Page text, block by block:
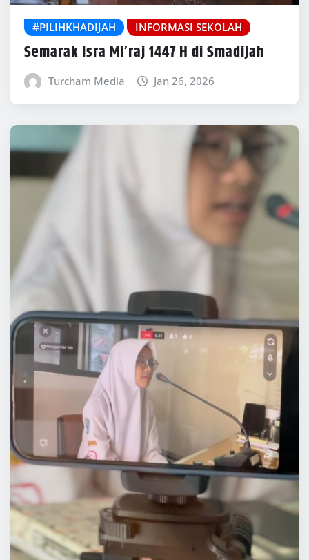
#PILIHKHADIJAH INFORMASI SEKOLAH
Semarak Isra Mi’raj 1447 H di Smadijah
Turcham Media Jan 26, 2026